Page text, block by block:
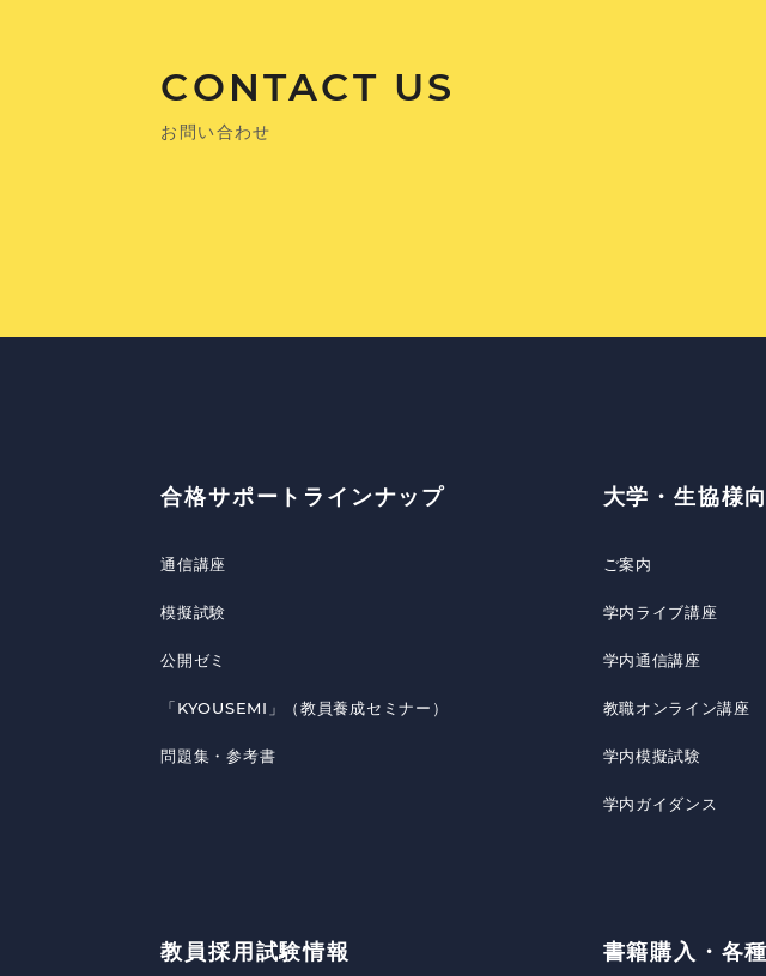
CONTACT US
お問い合わせ
合格サポートラインナップ
通信講座
模擬試験
公開ゼミ
「KYOUSEMI」（教員養成セミナー）
問題集・参考書
教員採用試験情報
大学・生協様
ご案内
学内ライブ講座
学内通信講座
教職オンライン講座
学内模擬試験
学内ガイダンス
書籍購入・各